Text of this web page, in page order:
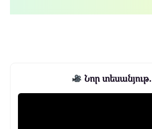
Նոր տեսանյութ.